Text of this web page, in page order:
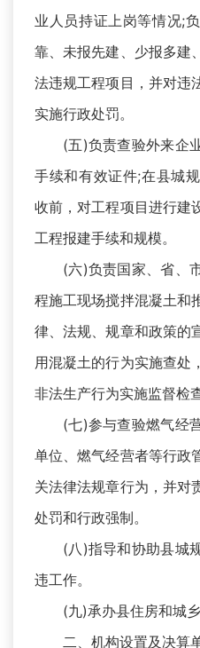
业人员持证上岗等情况;
靠、未报先建、少报多建
法违规工程项目，并对违
实施行政处罚。
(五)负责查验外来企
手续和有效证件;在县城
收前，对工程项目进行建
工程报建手续和规模。
(六)负责国家、省、
程施工现场搅拌混凝土和
律、法规、规章和政策的
用混凝土的行为实施查处
非法生产行为实施监督检查
(七)参与查验燃气经
单位、燃气经营者等行政
关法律法规章行为，并对
处罚和行政强制。
(八)指导和协助县城
违工作。
(九)承办县住房和城
二、机构设置及决算